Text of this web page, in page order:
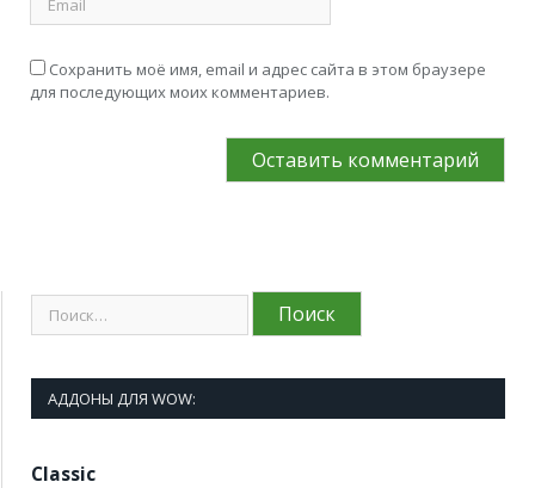
Сохранить моё имя, email и адрес сайта в этом браузере
для последующих моих комментариев.
АДДОНЫ ДЛЯ WOW:
Classic